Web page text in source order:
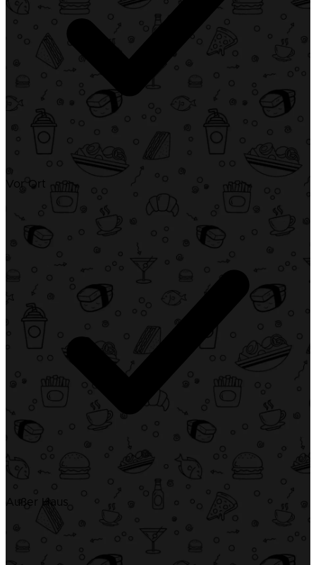
Vor Ort
Außer Haus